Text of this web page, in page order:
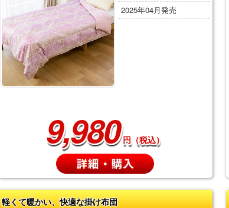
2025年04月発売
9,980 円（税込）
軽くて暖かい、快適な掛け布団